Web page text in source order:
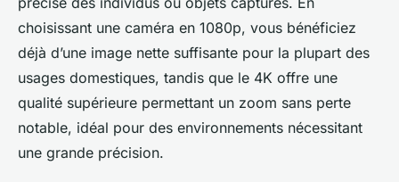
choisissant une caméra en 1080p, vous bénéficiez
déjà d’une image nette suffisante pour la plupart des
usages domestiques, tandis que le 4K offre une
qualité supérieure permettant un zoom sans perte
notable, idéal pour des environnements nécessitant
une grande précision.